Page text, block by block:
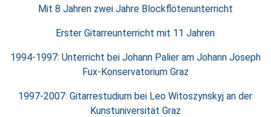
Mit 8 Jahren zwei Jahre Blockflötenunterricht
Erster Gitarreunterricht mit 11 Jahren
1994-1997: Unterricht bei Johann Palier am Johann Joseph
Fux-Konservatorium Graz
1997-2007: Gitarrestudium bei Leo Witoszynskyj an der
Kunstuniversität Graz